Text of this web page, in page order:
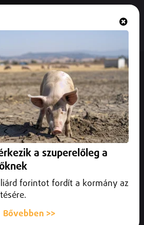
javítják a
irányában, a
as km közötti
infó
javítják a burkolatot a főváros
a szuperelőleg a
forintot fordít a kormány az
Bővebben >>